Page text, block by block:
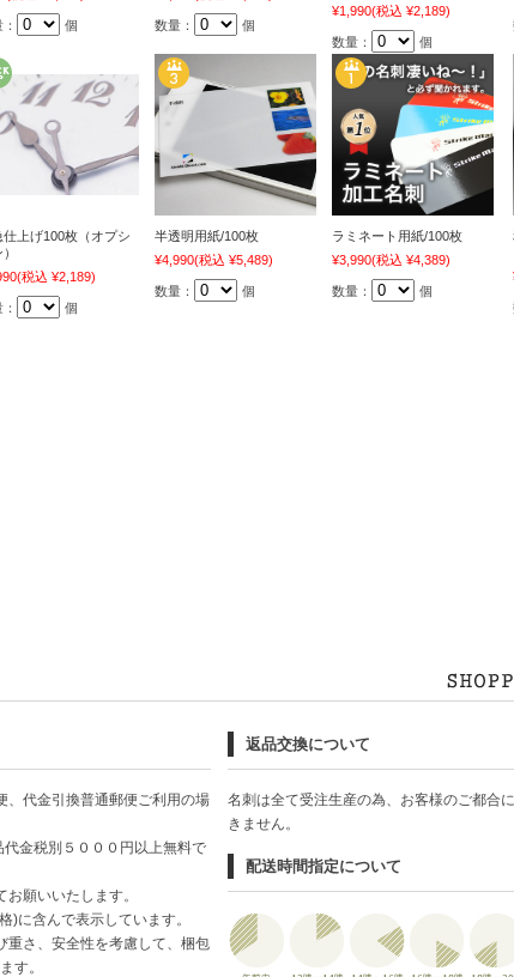
個 数量： 個
¥1,990(税込 ¥2,189)
数量： 個
仕上げ100枚（オプシ
(税込 ¥2,189)
個
半透明用紙/100枚
¥4,990(税込 ¥5,489)
数量： 個
ラミネート用紙/100枚
¥3,990(税込 ¥4,389)
数量： 個
、代金引換普通郵便ご利用の場
金税別５０００円以上無料で
願いいたします。
)に含んで表示しています。
重さ、安全性を考慮して、梱包
す。
返品交換について
名刺は全て受注生産の為、お客様のご都合
きません。
配送時間指定について